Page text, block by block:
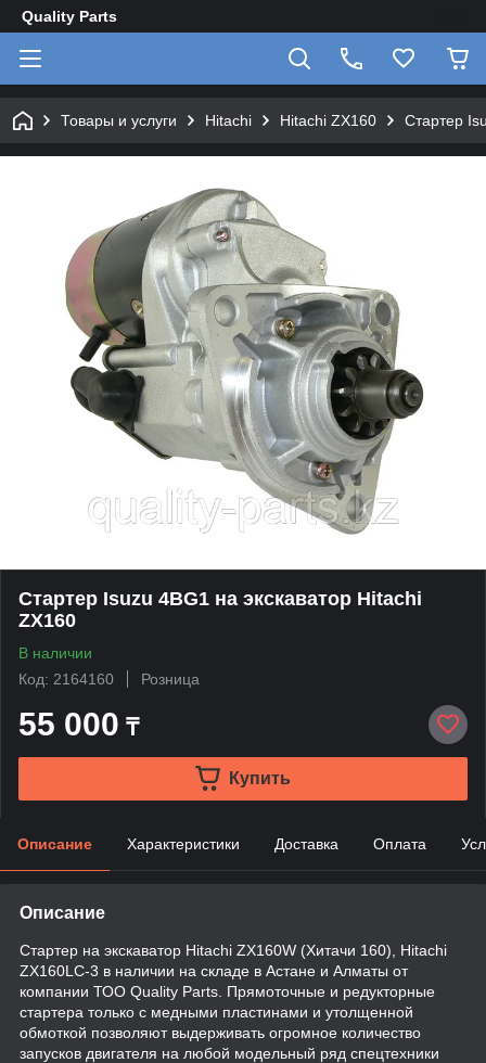
Quality Parts
Товары и услуги Hitachi Hitachi ZX160 Стартер
Стартер Isuzu 4BG1 на экскаватор Hitachi
ZX160
В наличии
Код: 2164160
Розница
55 000 ₸
Купить
Описание Характеристики Доставка Оплата
Описание
Стартер на экскаватор Hitachi ZX160W (Хитачи 160), Hitachi
ZX160LC-3 в наличии на складе в Астане и Алматы от
компании ТОО Quality Parts. Прямоточные и редукторные
стартера только с медными пластинами и утолщенной
обмоткой позволяют выдерживать огромное количество
запусков двигателя на любой модельный ряд спецтехники